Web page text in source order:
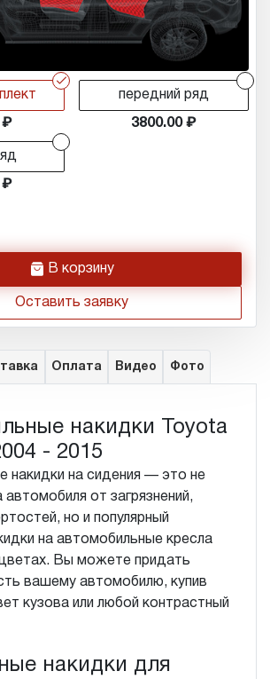
r
передний ряд
3800.00
h В корзину
Оставить заявку
Оплата Видео Фото
накидки Toyota
- 2015
накидки на сидения — это не
от загрязнений,
но и популярный
на автомобильные кресла
Вы можете придать
вашему автомобилю, купив
кузова или любой контрастный
накидки для